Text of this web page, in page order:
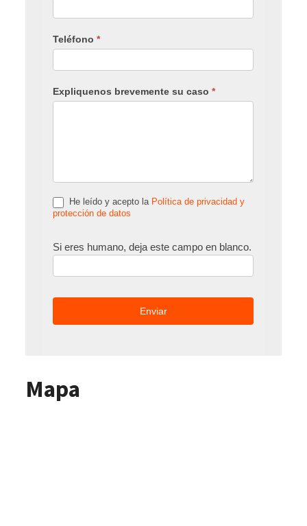
Teléfono*
Expliquenos brevemente su caso*
He leído y acepto la Política de privacidad y
protección de datos
Si eres humano, deja este campo en blanco.
Mapa